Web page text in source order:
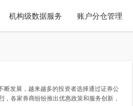
机构级数据服务 账户分仓管理
发展，越来越多的投资者选择通过证券公
各家券商纷纷推出优惠政策和服务创新，